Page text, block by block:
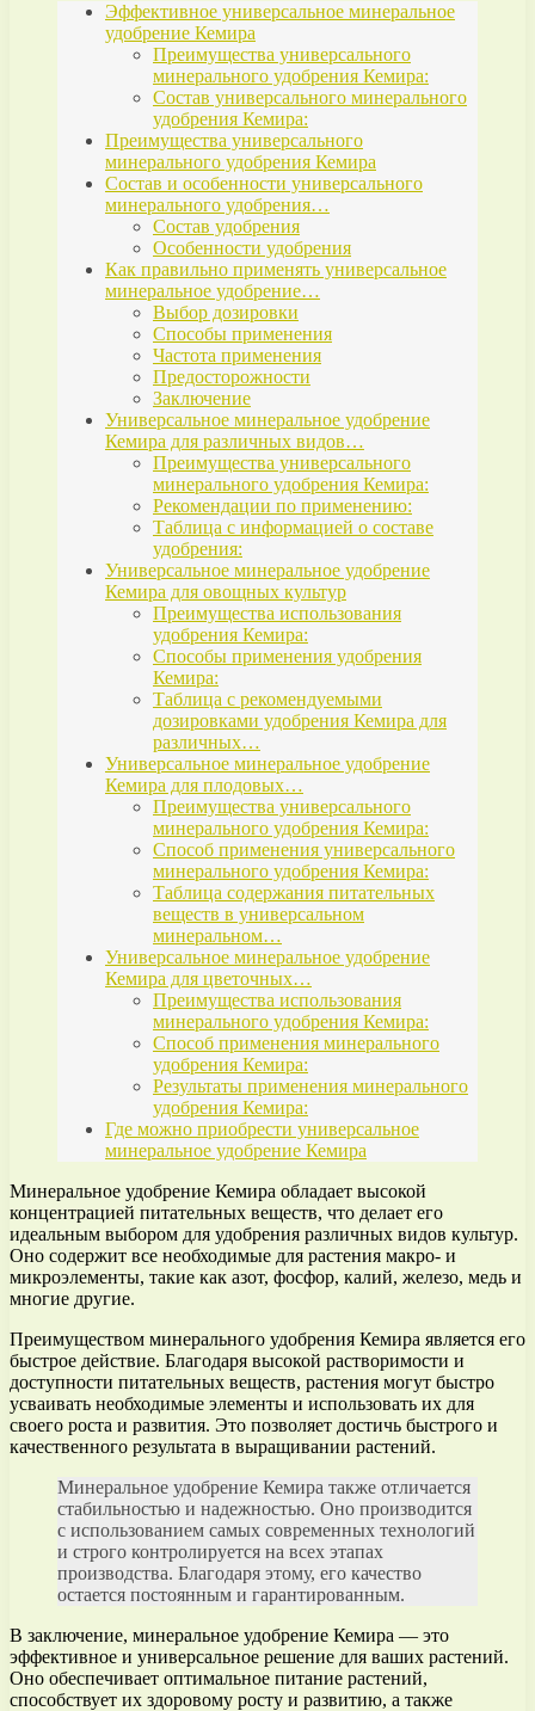
Эффективное универсальное минеральное
удобрение Кемира
Преимущества универсального
минерального удобрения Кемира:
Состав универсального минерального
удобрения Кемира:
Преимущества универсального
минерального удобрения Кемира
Состав и особенности универсального
минерального удобрения…
Состав удобрения
Особенности удобрения
Как правильно применять универсальное
минеральное удобрение…
Выбор дозировки
Способы применения
Частота применения
Предосторожности
Заключение
Универсальное минеральное удобрение
Кемира для различных видов…
Преимущества универсального
минерального удобрения Кемира:
Рекомендации по применению:
Таблица с информацией о составе
удобрения:
Универсальное минеральное удобрение
Кемира для овощных культур
Преимущества использования
удобрения Кемира:
Способы применения удобрения
Кемира:
Таблица с рекомендуемыми
дозировками удобрения Кемира для
различных…
Универсальное минеральное удобрение
Кемира для плодовых…
Преимущества универсального
минерального удобрения Кемира:
Способ применения универсального
минерального удобрения Кемира:
Таблица содержания питательных
веществ в универсальном
минеральном…
Универсальное минеральное удобрение
Кемира для цветочных…
Преимущества использования
минерального удобрения Кемира:
Способ применения минерального
удобрения Кемира:
Результаты применения минерального
удобрения Кемира:
Где можно приобрести универсальное
минеральное удобрение Кемира
Минеральное удобрение Кемира обладает высокой
концентрацией питательных веществ, что делает его
идеальным выбором для удобрения различных видов культур.
Оно содержит все необходимые для растения макро- и
микроэлементы, такие как азот, фосфор, калий, железо, медь и
многие другие.
Преимуществом минерального удобрения Кемира является его
быстрое действие. Благодаря высокой растворимости и
доступности питательных веществ, растения могут быстро
усваивать необходимые элементы и использовать их для
своего роста и развития. Это позволяет достичь быстрого и
качественного результата в выращивании растений.
Минеральное удобрение Кемира также отличается
стабильностью и надежностью. Оно производится
с использованием самых современных технологий
и строго контролируется на всех этапах
производства. Благодаря этому, его качество
остается постоянным и гарантированным.
В заключение, минеральное удобрение Кемира — это
эффективное и универсальное решение для ваших растений.
Оно обеспечивает оптимальное питание растений,
способствует их здоровому росту и развитию, а также